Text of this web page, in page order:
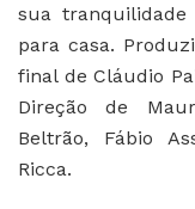
sua
para casa.
final de Cláudio
Direção de
Beltrão, Fábio
Ricca.